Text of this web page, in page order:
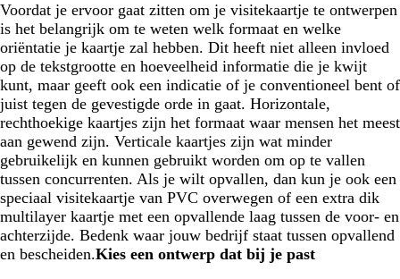
Voordat je ervoor gaat zitten om je visitekaartje te ontwerpen
is het belangrijk om te weten welk formaat en welke
oriëntatie je kaartje zal hebben. Dit heeft niet alleen invloed
op de tekstgrootte en hoeveelheid informatie die je kwijt
kunt, maar geeft ook een indicatie of je conventioneel bent of
juist tegen de gevestigde orde in gaat. Horizontale,
rechthoekige kaartjes zijn het formaat waar mensen het meest
aan gewend zijn. Verticale kaartjes zijn wat minder
gebruikelijk en kunnen gebruikt worden om op te vallen
tussen concurrenten. Als je wilt opvallen, dan kun je ook een
speciaal visitekaartje van PVC overwegen of een extra dik
multilayer kaartje met een opvallende laag tussen de voor- en
achterzijde. Bedenk waar jouw bedrijf staat tussen opvallend
en bescheiden.Kies een ontwerp dat bij je past